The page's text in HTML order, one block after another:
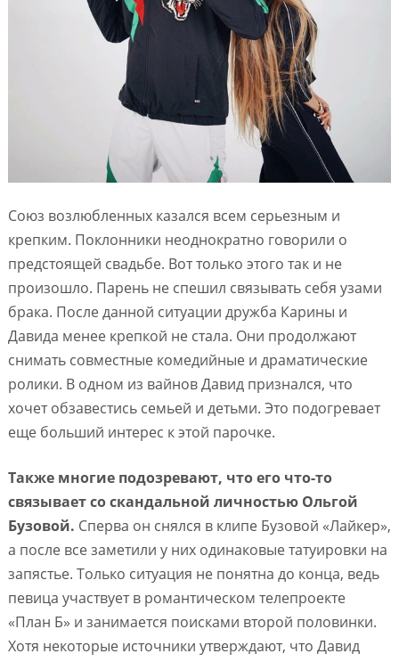
Союз возлюбленных казался всем серьезным и
крепким. Поклонники неоднократно говорили о
предстоящей свадьбе. Вот только этого так и не
произошло. Парень не спешил связывать себя узами
брака. После данной ситуации дружба Карины и
Давида менее крепкой не стала. Они продолжают
снимать совместные комедийные и драматические
ролики. В одном из вайнов Давид признался, что
хочет обзавестись семьей и детьми. Это подогревает
еще больший интерес к этой парочке.
Также многие подозревают, что его что-то
связывает со скандальной личностью Ольгой
Бузовой. Сперва он снялся в клипе Бузовой «Лайкер»,
а после все заметили у них одинаковые татуировки на
запястье. Только ситуация не понятна до конца, ведь
певица участвует в романтическом телепроекте
«План Б» и занимается поисками второй половинки.
Хотя некоторые источники утверждают, что Давид